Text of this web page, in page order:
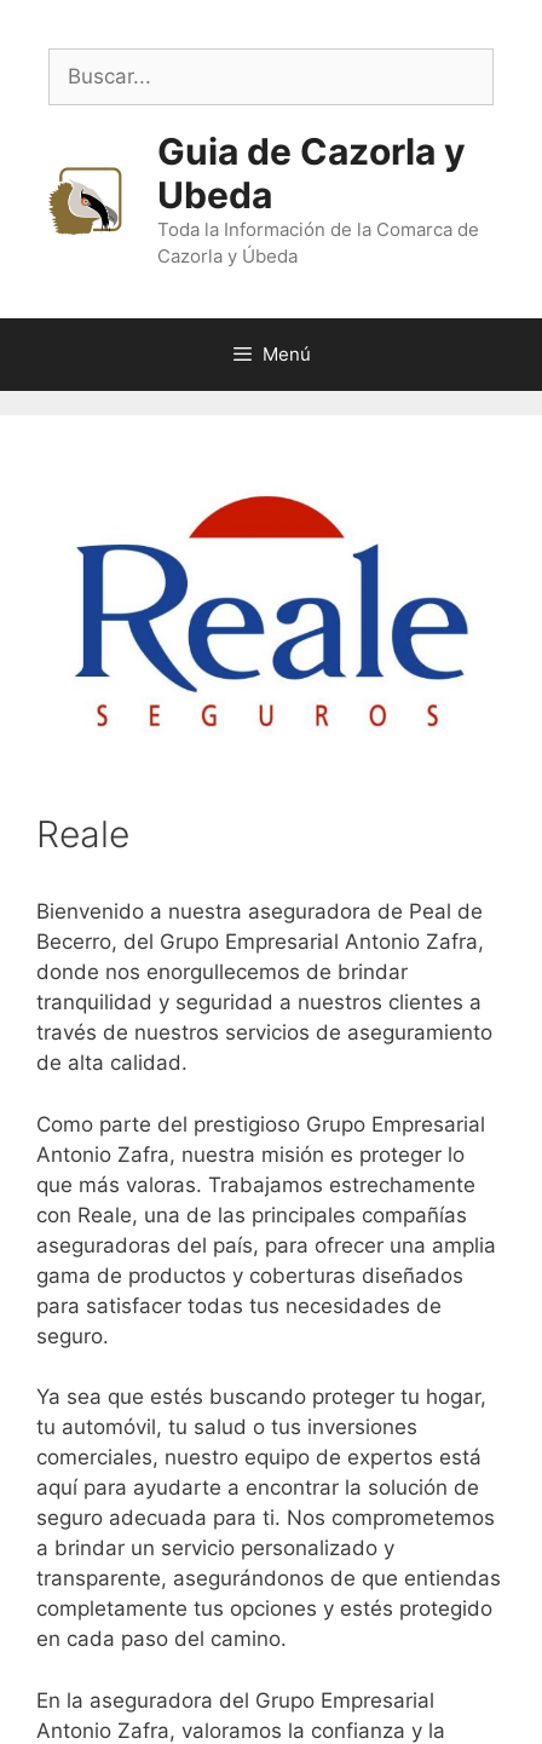
contenido
Buscar:
Guia de Cazorla y
Ubeda
Toda la Información de la Comarca de
Cazorla y Úbeda
Menú
Reale
Bienvenido a nuestra aseguradora de Peal de
Becerro, del Grupo Empresarial Antonio Zafra,
donde nos enorgullecemos de brindar
tranquilidad y seguridad a nuestros clientes a
través de nuestros servicios de aseguramiento
de alta calidad.
Como parte del prestigioso Grupo Empresarial
Antonio Zafra, nuestra misión es proteger lo
que más valoras. Trabajamos estrechamente
con Reale, una de las principales compañías
aseguradoras del país, para ofrecer una amplia
gama de productos y coberturas diseñados
para satisfacer todas tus necesidades de
seguro.
Ya sea que estés buscando proteger tu hogar,
tu automóvil, tu salud o tus inversiones
comerciales, nuestro equipo de expertos está
aquí para ayudarte a encontrar la solución de
seguro adecuada para ti. Nos comprometemos
a brindar un servicio personalizado y
transparente, asegurándonos de que entiendas
completamente tus opciones y estés protegido
en cada paso del camino.
En la aseguradora del Grupo Empresarial
Antonio Zafra, valoramos la confianza y la